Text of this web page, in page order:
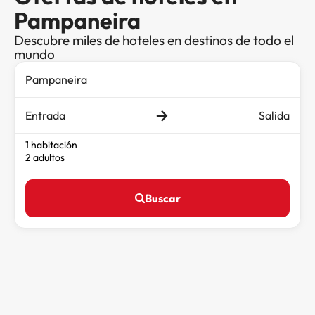
Pampaneira
Descubre miles de hoteles en destinos de todo el
mundo
Entrada Salida
1 habitación
2 adultos
Buscar